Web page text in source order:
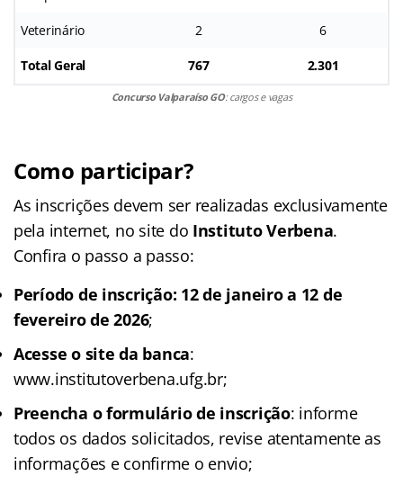
Veterinário 2 6
Total Geral 767 2.301
Concurso Valparaíso GO: cargos e vagas
Como participar?
As inscrições devem ser realizadas exclusivamente
pela internet, no site do Instituto Verbena.
Confira o passo a passo:
Período de inscrição: 12 de janeiro a 12 de
fevereiro de 2026;
Acesse o site da banca:
www.institutoverbena.ufg.br;
Preencha o formulário de inscrição: informe
todos os dados solicitados, revise atentamente as
informações e confirme o envio;